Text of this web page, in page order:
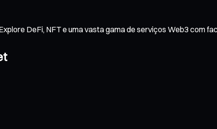
DeFi, NFT e uma vasta gama de serviços Web3 com